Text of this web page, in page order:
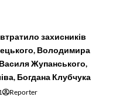
захисників
Володимира
Жупанського,
Богдана Клубчука
Reporter